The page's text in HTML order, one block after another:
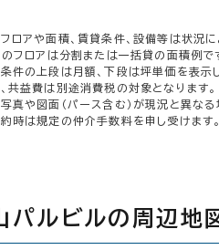
ロアや面積、賃貸条件、設備等は状況に
のフロアは分割または一括貸の面積例で
件の上段は月額、下段は坪単価を表示し
共益費は別途消費税の対象となります。
真や図面（パース含む）が現況と異なる
時は規定の仲介手数料を申し受けます。
パルビルの周辺地